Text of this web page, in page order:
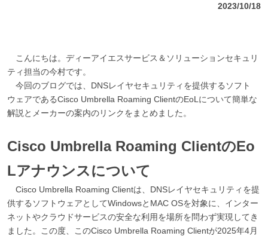
2023/10/18
こんにちは。ディーアイエスサービス＆ソリューションセキュリ
ティ担当の今村です。
今回のブログでは、DNSレイヤセキュリティを提供するソフト
ウェアであるCisco Umbrella Roaming ClientのEoLについて簡単な
解説とメーカーの案内のリンクをまとめました。
Cisco Umbrella Roaming ClientのEo
Lアナウンスについて
Cisco Umbrella Roaming Clientは、DNSレイヤセキュリティを提
供するソフトウェアとしてWindowsとMAC OSを対象に、インター
ネットやクラウドサービスの安全な利用を場所を問わず実現してき
ました。この度、このCisco Umbrella Roaming Clientが2025年4月